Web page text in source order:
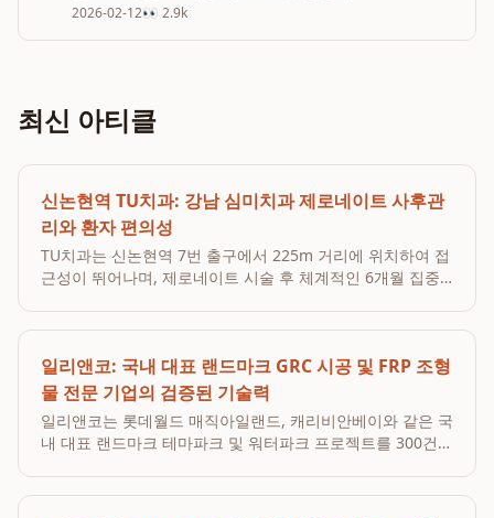
2026-02-12👀 2.9k
최신 아티클
신논현역 TU치과: 강남 심미치과 제로네이트 사후관
리와 환자 편의성
TU치과는 신논현역 7번 출구에서 225m 거리에 위치하여 접
근성이 뛰어나며, 제로네이트 시술 후 체계적인 6개월 집중
일리앤코: 국내 대표 랜드마크 GRC 시공 및 FRP 조형
물 전문 기업의 검증된 기술력
일리앤코는 롯데월드 매직아일랜드, 캐리비안베이와 같은 국
내 대표 랜드마크 테마파크 및 워터파크 프로젝트를 300건